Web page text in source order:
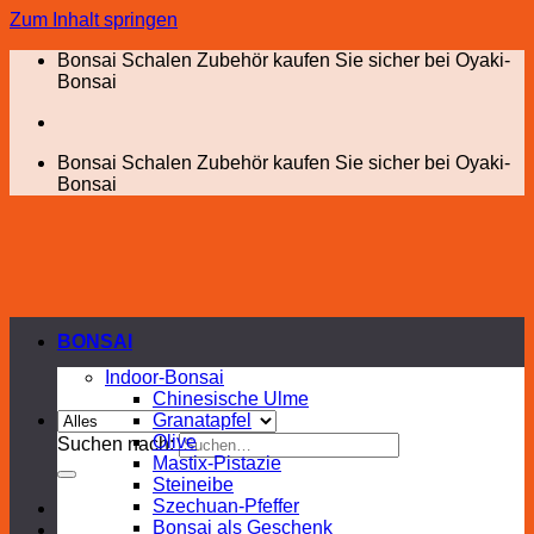
Zum Inhalt springen
Bonsai Schalen Zubehör kaufen Sie sicher bei Oyaki-
Bonsai
Bonsai Schalen Zubehör kaufen Sie sicher bei Oyaki-
Bonsai
Suchen nach:
BONSAI
Indoor-Bonsai
Chinesische Ulme
Granatapfel
Olive
Mastix-Pistazie
Steineibe
Szechuan-Pfeffer
Bonsai als Geschenk